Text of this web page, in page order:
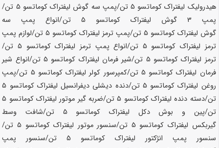
هیدرولیک لیفتراک کوماتسو 5 تن /پمپ سه گوش لیفتراک کوماتسو 5 تن
/
پمپ 3 گوش لیفتراک کوماتسو
5 تن
/انواع پمپ سه
گوش لیفتراک کوماتسو 5 تن /پمپ ترمز لیفتراک کوماتسو
/لوازم پمپ
ترمز لیفتراک کوماتسو 5 تن /انواع پمپ ترمز لیفتراک کوماتسو
/
ترمز لیفتراک کوماتسو 5 تن /شیر فرمان لیفتراک کوماتسو
/انواع شیر
فرمان لیفتراک کوماتسو 5 تن /کمپرسور کولر لیفتراک کوماتسو 5 تن
/پمپ
روغن لیفتراک کوماتسو 5 تن /دنده دیشلی دیفرانسیل لیفتراک کوماتسو 5
تن/دسته دنده لیفتراک کوماتسو /ضربه گیر موتور لیفتراک کوماتسو 5
تن/پین و بوش دکل لیفتراک کوماتسو 5 تن
/شافت وسط
گیربکس لیفتراک کوماتسو 5 تن /سنسور موتور لیفتراک کوماتسو
/
سنسور پمپ انژکتور لیفتراک کوماتسو
/سنسور پمپ